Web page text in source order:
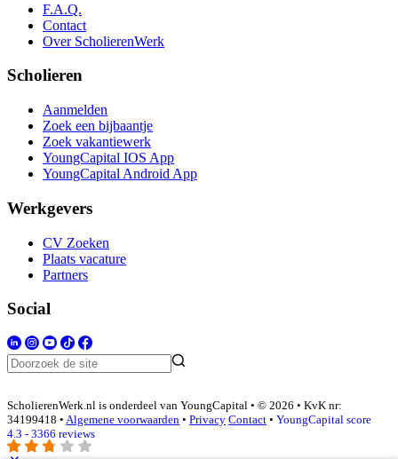
F.A.Q.
Contact
Over ScholierenWerk
Scholieren
Aanmelden
Zoek een bijbaantje
Zoek vakantiewerk
YoungCapital IOS App
YoungCapital Android App
Werkgevers
CV Zoeken
Plaats vacature
Partners
Social
ScholierenWerk.nl is onderdeel van YoungCapital • © 2026 • KvK nr:
34199418 • Algemene voorwaarden • Privacy Contact • YoungCapital score
4.3 - 3366 reviews